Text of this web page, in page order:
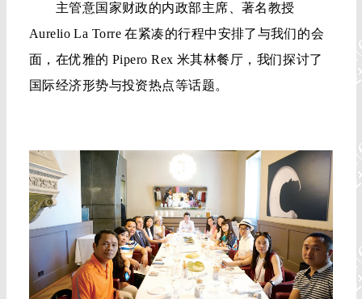
主管意国家财政的内政部主席、著名教授
Aurelio La Torre 在紧凑的行程中安排了与我们的会
面，在优雅的 Pipero Rex 米其林餐厅，我们探讨了
国际经济形势与投资热点等话题。